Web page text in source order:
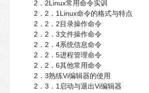
2．2Linux常用命令实训
2．2．1Linux命令的格式与特点
2．2．2目录操作命令
2．2．3文件操作命令
2．2．4系统信息命令
2．2．5进程管理命令
2．2．6其他常用命令
2．3熟练Vi编辑器的使用
2．3．1启动与退出Vi编辑器